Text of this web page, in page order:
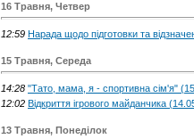
16 Травня, Четвер
12:59 Нарада щодо підготовки та
15 Травня, Середа
14:28 "Тато, мама, я - спортивна сім'я"
12:02 Відкриття ігрового майданчика
13 Травня, Понеділок